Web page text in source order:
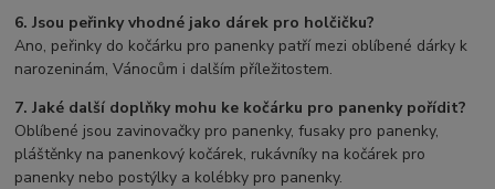
6. Jsou peřinky vhodné jako dárek pro holčičku?
Ano, peřinky do kočárku pro panenky patří mezi oblíbené dárky k
narozeninám, Vánocům i dalším příležitostem.
7. Jaké další doplňky mohu ke kočárku pro panenky pořídit?
Oblíbené jsou zavinovačky pro panenky, fusaky pro panenky,
pláštěnky na panenkový kočárek, rukávníky na kočárek pro
panenky nebo postýlky a kolébky pro panenky.